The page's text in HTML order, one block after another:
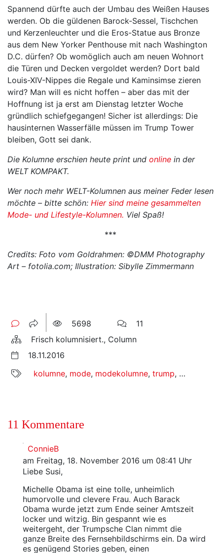
Spannend dürfte auch der Umbau des Weißen Hauses
werden. Ob die güldenen Barock-Sessel, Tischchen
und Kerzenleuchter und die Eros-Statue aus Bronze
aus dem New Yorker Penthouse mit nach Washington
D.C. dürfen? Ob womöglich auch am neuen Wohnort
die Türen und Decken vergoldet werden? Dort bald
Louis-XIV-Nippes die Regale und Kaminsimse zieren
wird? Man will es nicht hoffen – aber das mit der
Hoffnung ist ja erst am Dienstag letzter Woche
gründlich schiefgegangen! Sicher ist allerdings: Die
hausinternen Wasserfälle müssen im Trump Tower
bleiben, Gott sei dank.
Die Kolumne erschien heute print und online in der
WELT KOMPAKT.
Wer noch mehr WELT-Kolumnen aus meiner Feder lesen
möchte – bitte schön: Hier sind meine gesammelten
Mode- und Lifestyle-Kolumnen. Viel Spaß!
***
Credits: Foto vom Goldrahmen: ©DMM Photography
Art – fotolia.com; Illustration: Sibylle Zimmermann
5698
11
Frisch kolumnisiert., Column
18.11.2016
kolumne, mode, modekolumne, trump, welt
11 Kommentare
ConnieB
am Freitag, 18. November 2016 um 08:41 Uhr
Liebe Susi,
Michelle Obama ist eine tolle, unheimlich
humorvolle und clevere Frau. Auch Barack
Obama wurde jetzt zum Ende seiner Amtszeit
locker und witzig. Bin gespannt wie es
weitergeht, der Trumpsche Clan nimmt die
ganze Breite des Fernsehbildschirms ein. Da wird
es genügend Stories geben, einen